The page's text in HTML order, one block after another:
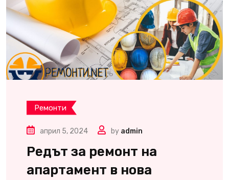
Ремонти
април 5, 2024 by admin
Редът за ремонт на
апартамент в нова